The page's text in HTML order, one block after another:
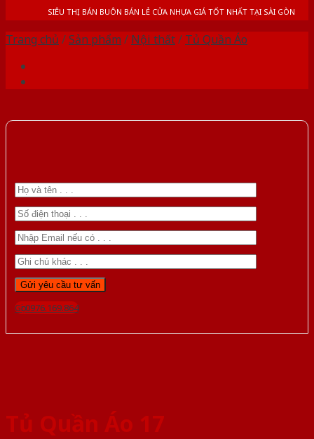
SIÊU THỊ BÁN BUÔN BÁN LẺ CỬA NHỰA GIÁ TỐT NHẤT TẠI SÀI GÒN
Trang chủ /Sản phẩm / Nội thất/ Tủ Quần Áo
Gọi 0976.169.864
Tủ Quần Áo 17